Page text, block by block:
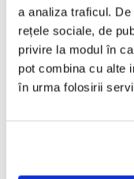
a analiza traficul.
rețele sociale, de
privire la modul în
pot combina cu alte
în urma folosirii
R.E.M. - Monster ,
29,99 Lei
ADAUGA IN COS